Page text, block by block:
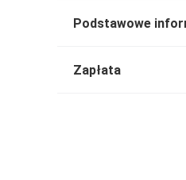
Podstawowe
Zapłata